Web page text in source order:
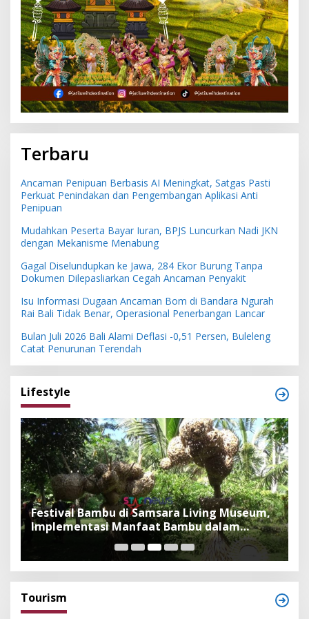
Terbaru
Ancaman Penipuan Berbasis AI Meningkat, Satgas Pasti
Perkuat Penindakan dan Pengembangan Aplikasi Anti
Penipuan
Mudahkan Peserta Bayar Iuran, BPJS Luncurkan Nadi JKN
dengan Mekanisme Menabung
Gagal Diselundupkan ke Jawa, 284 Ekor Burung Tanpa
Dokumen Dilepasliarkan Cegah Ancaman Penyakit
Isu Informasi Dugaan Ancaman Bom di Bandara Ngurah
Rai Bali Tidak Benar, Operasional Penerbangan Lancar
Bulan Juli 2026 Bali Alami Deflasi -0,51 Persen, Buleleng
Catat Penurunan Terendah
Lifestyle
Festival Bambu di Samsara Living Museum,
Implementasi Manfaat Bambu dalam
Kepercayaan Adat dan Budaya Bali
Tourism